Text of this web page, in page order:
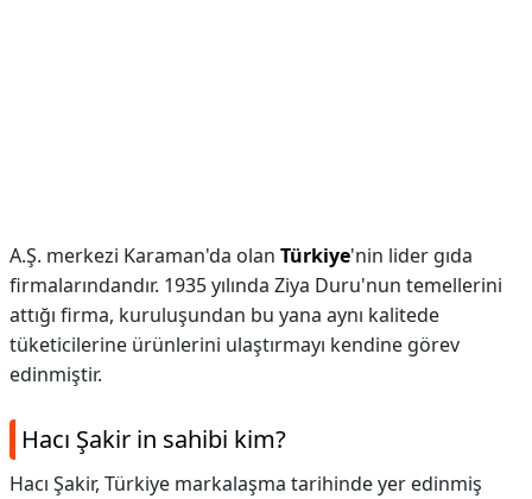
A.Ş. merkezi Karaman'da olan Türkiye'nin lider gıda
firmalarındandır. 1935 yılında Ziya Duru'nun temellerini
attığı firma, kuruluşundan bu yana aynı kalitede
tüketicilerine ürünlerini ulaştırmayı kendine görev
edinmiştir.
Hacı Şakir in sahibi kim?
Hacı Şakir, Türkiye markalaşma tarihinde yer edinmiş